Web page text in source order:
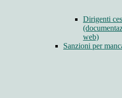
Dirigenti
web)
Sanzioni per